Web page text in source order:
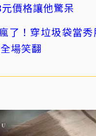
價格讓他驚呆
了！穿垃圾袋當秀
場笑翻